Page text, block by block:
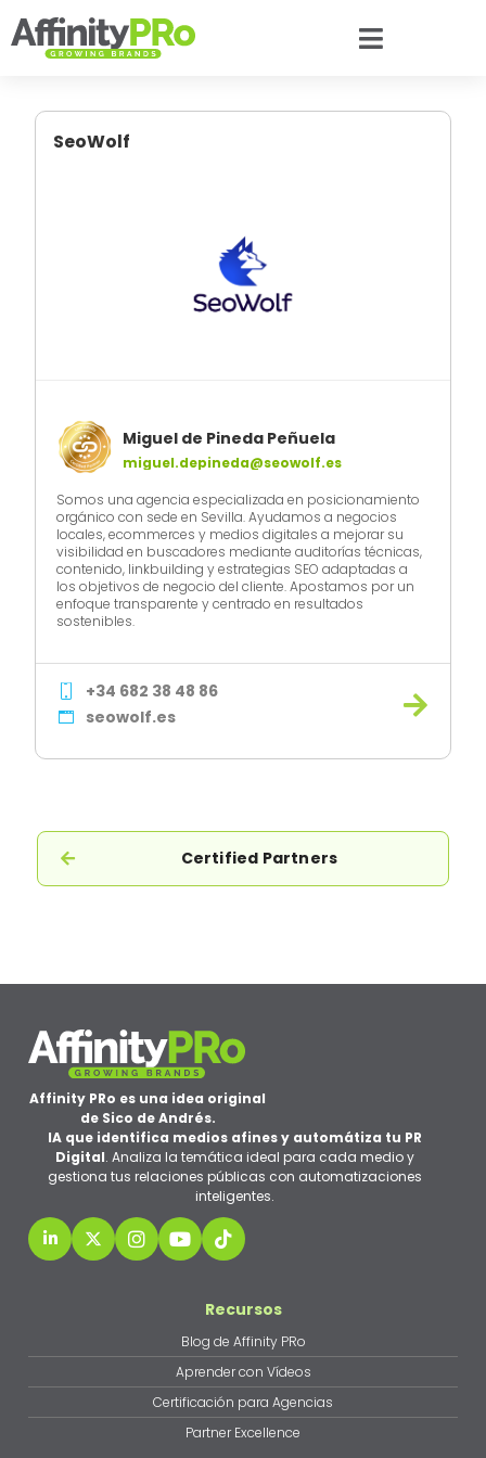
SeoWolf
Miguel de Pineda Peñuela
miguel.depineda@seowolf.es
Somos una agencia especializada en posicionamiento
orgánico con sede en Sevilla. Ayudamos a negocios
locales, ecommerces y medios digitales a mejorar su
visibilidad en buscadores mediante auditorías técnicas,
contenido, linkbuilding y estrategias SEO adaptadas a
los objetivos de negocio del cliente. Apostamos por un
enfoque transparente y centrado en resultados
sostenibles.
+34 682 38 48 86
seowolf.es
Certified Partners
Affinity PRo es una idea original
de Sico de Andrés.
IA que identifica medios afines y automátiza tu PR
Digital. Analiza la temática ideal para cada medio y
gestiona tus relaciones públicas con automatizaciones
inteligentes.
Recursos
Blog de Affinity PRo
Aprender con Vídeos
Certificación para Agencias
Partner Excellence